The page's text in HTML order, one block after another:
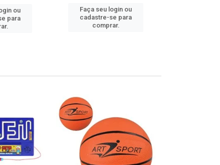
ou
para
Faça seu login ou
cadastre-se para
comprar.